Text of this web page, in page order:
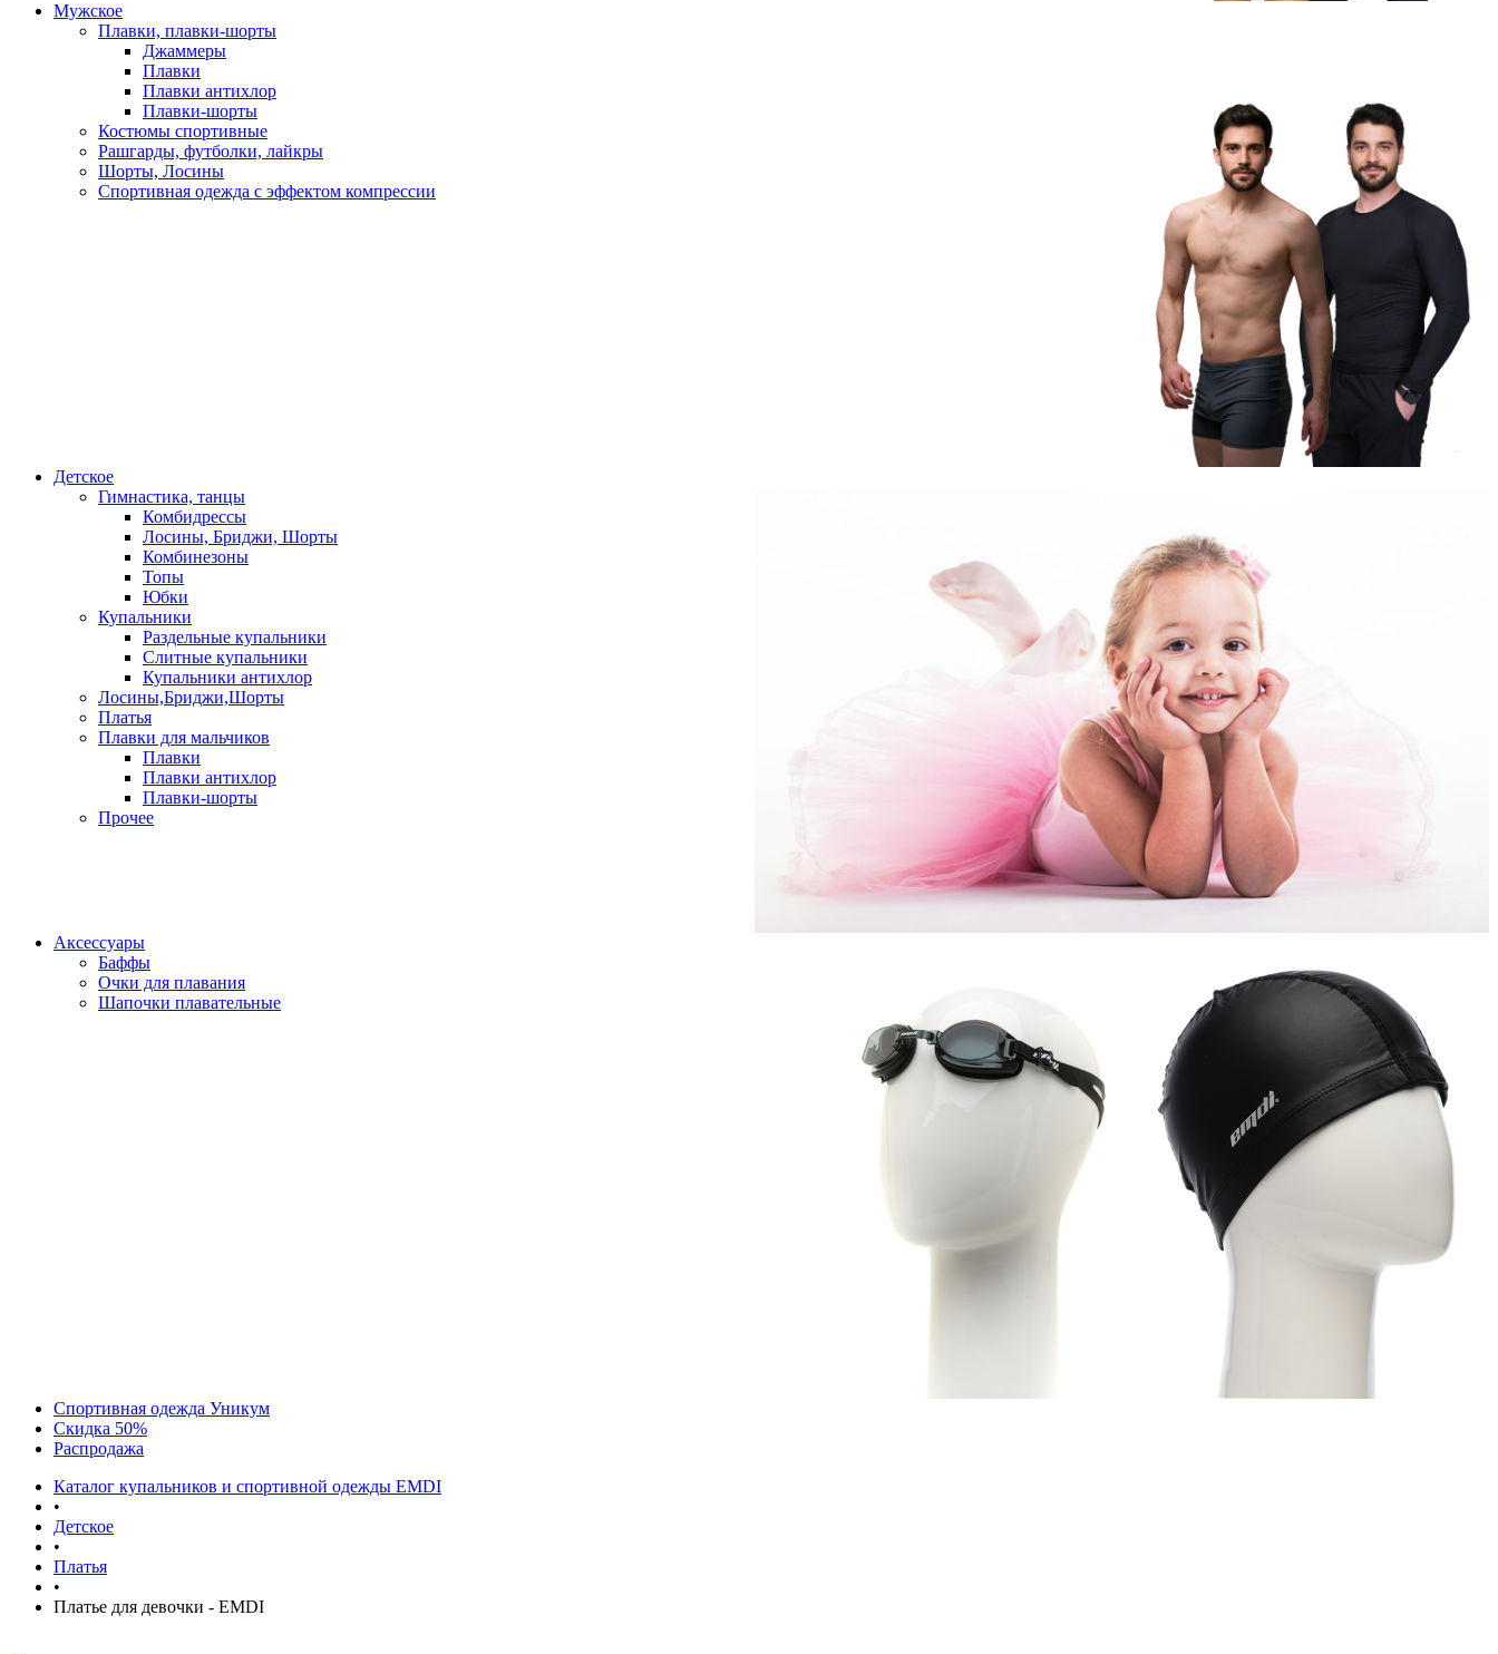
Мужское
Плавки, плавки-шорты
Джаммеры
Плавки
Плавки антихлор
Плавки-шорты
Костюмы спортивные
Рашгарды, футболки, лайкры
Шорты, Лосины
Спортивная одежда с эффектом компрессии
Детское
Гимнастика, танцы
Комбидрессы
Лосины, Бриджи, Шорты
Комбинезоны
Топы
Юбки
Купальники
Раздельные купальники
Слитные купальники
Купальники антихлор
Лосины,Бриджи,Шорты
Платья
Плавки для мальчиков
Плавки
Плавки антихлор
Плавки-шорты
Прочее
Аксессуары
Баффы
Очки для плавания
Шапочки плавательные
Спортивная одежда Уникум
Скидка 50%
Распродажа
Каталог купальников и спортивной одежды EMDI
•
Детское
•
Платья
•
Платье для девочки - EMDI